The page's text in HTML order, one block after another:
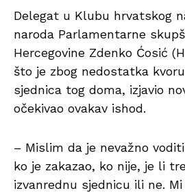
Delegat u Klubu hrvatskog
naroda Parlamentarne
Hercegovine Zdenko Ćosić
što je zbog nedostatka
sjednica tog doma, izjavio
očekivao ovakav ishod.
– Mislim da je nevažno
ko je zakazao, ko nije, je li
izvanrednu sjednicu ili ne.